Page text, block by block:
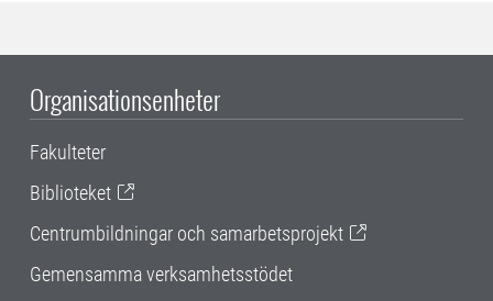
Organisationsenheter
Fakulteter
Biblioteket
Centrumbildningar och samarbetsprojekt
Gemensamma verksamhetsstödet